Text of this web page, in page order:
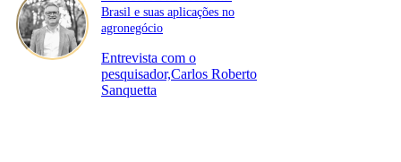
Brasil e suas aplicações no
agronegócio
Entrevista com o
pesquisador,Carlos Roberto
Sanquetta